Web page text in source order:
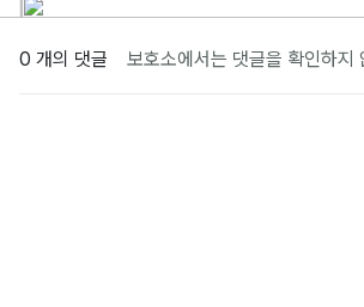
0 개의 댓글 보호소에서는 댓글을 확인하지